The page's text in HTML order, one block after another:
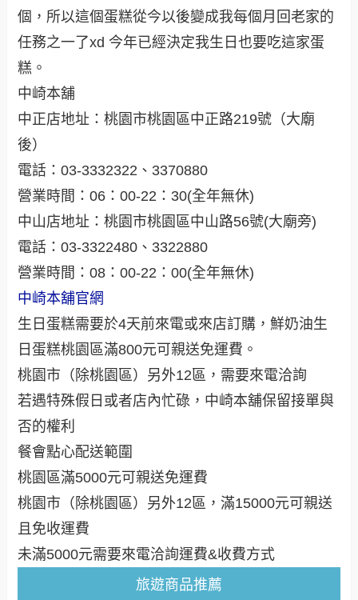
個，所以這個蛋糕從今以後變成我每個月回老家的
任務之一了xd 今年已經決定我生日也要吃這家蛋
糕。
中崎本舖
中正店地址：桃園市桃園區中正路219號（大廟
後）
電話：03-3332322、3370880
營業時間：06：00-22：30(全年無休)
中山店地址：桃園市桃園區中山路56號(大廟旁)
電話：03-3322480、3322880
營業時間：08：00-22：00(全年無休)
中崎本舖官網
生日蛋糕需要於4天前來電或來店訂購，鮮奶油生
日蛋糕桃園區滿800元可親送免運費。
桃園市（除桃園區）另外12區，需要來電洽詢
若遇特殊假日或者店內忙碌，中崎本舖保留接單與
否的權利
餐會點心配送範圍
桃園區滿5000元可親送免運費
桃園市（除桃園區）另外12區，滿15000元可親送
且免收運費
未滿5000元需要來電洽詢運費&收費方式
旅遊商品推薦